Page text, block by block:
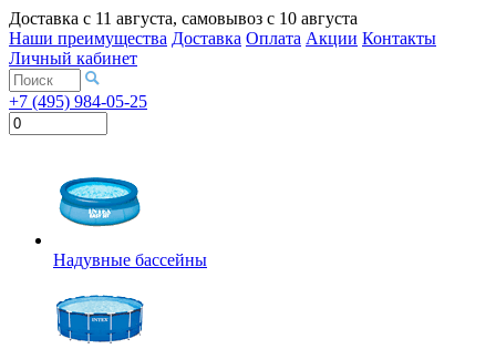
Доставка с 11 августа, самовывоз с 10 августа
Наши преимущества Доставка Оплата Акции Контакты
Личный кабинет
+7 (495) 984-05-25
Надувные бассейны